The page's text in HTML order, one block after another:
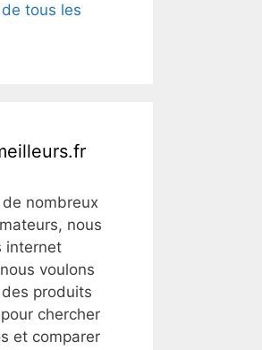
tous les
de nombreux
nous
internet
voulons
produits
chercher
et comparer